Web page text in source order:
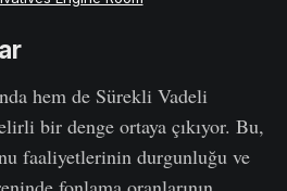
hem de Sürekli Vadeli
bir denge ortaya çıkıyor. Bu,
faaliyetlerinin durgunluğu ve